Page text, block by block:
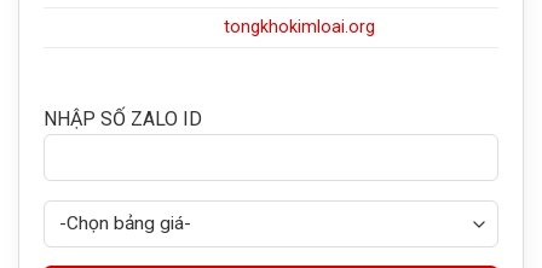
tongkhokimloai.org
NHẬP SỐ ZALO ID